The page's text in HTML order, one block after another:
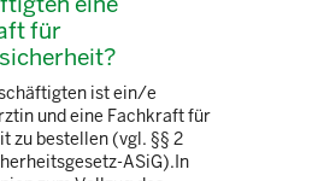
für
ist ein/e
und eine Fachkraft für
zu bestellen (vgl. §§ 2
ASiG).In